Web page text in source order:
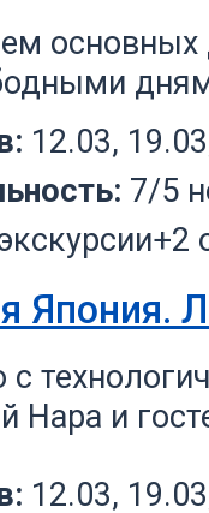
основных
12.03,
7/5
Япония.
с
Нара и
12.03,